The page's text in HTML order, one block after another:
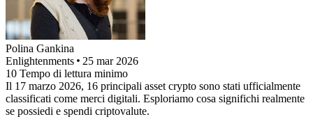
Polina Gankina
Enlightenments
25 mar 2026
10 Tempo di lettura minimo
Il 17 marzo 2026, 16 principali asset crypto sono stati ufficialmente
classificati come merci digitali. Esploriamo cosa significhi realmente
se possiedi e spendi criptovalute.